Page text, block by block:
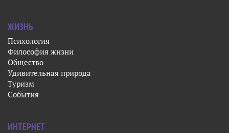
ЖИЗНЬ
Психология
Философия жизни
Общество
Удивительная природа
Туризм
События
ИНТЕРНЕТ